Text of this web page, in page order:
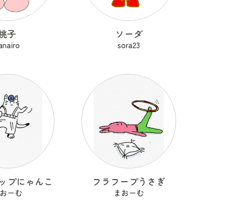
子 ソーダ
sora23
プにゃんこ
ーむ
フラフープうさぎ
まおーむ